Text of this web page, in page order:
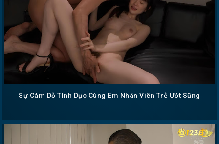
Sự Cám Dỗ Tình Dục Cùng Em Nhân Viên Trẻ Ướt Sũng